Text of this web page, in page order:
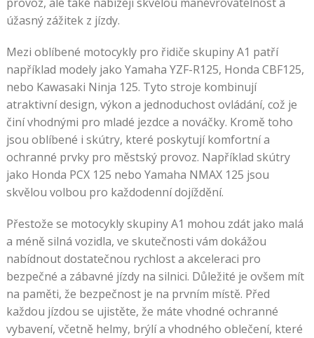
úžasný zážitek z jízdy.
Mezi oblíbené motocykly pro řidiče skupiny A1 patří
například modely jako Yamaha YZF-R125, Honda CBF125,
nebo Kawasaki Ninja 125. Tyto stroje kombinují
atraktivní design, výkon a jednoduchost ovládání, což je
činí vhodnými pro mladé jezdce a nováčky. Kromě toho
jsou oblíbené i skútry, které poskytují komfortní a
ochranné prvky pro městský provoz. Například skútry
jako Honda PCX 125 nebo Yamaha NMAX 125 jsou
skvělou volbou pro každodenní dojíždění.
Přestože se motocykly skupiny A1 mohou zdát jako malá
a méně silná vozidla, ve skutečnosti vám dokážou
nabídnout dostatečnou rychlost a akceleraci pro
bezpečné a zábavné jízdy na silnici. Důležité je ovšem mít
na paměti, že bezpečnost je na prvním místě. Před
každou jízdou se ujistěte, že máte vhodné ochranné
vybavení, včetně helmy, brýlí a vhodného oblečení, které